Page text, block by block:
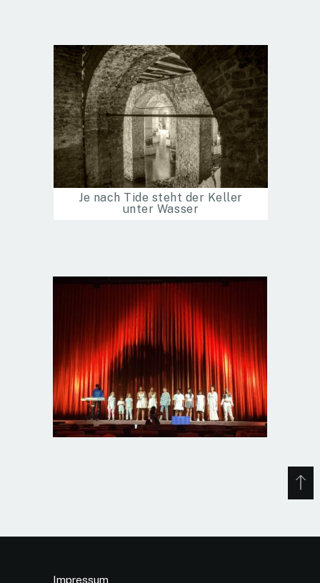
Je nach Tide steht der Keller
unter Wasser
Impressum